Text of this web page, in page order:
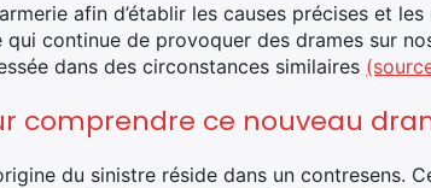
afin d’établir les causes précises et
continue de provoquer des drames sur
dans des circonstances similaires
comprendre ce nouveau
du sinistre réside dans un contresens.